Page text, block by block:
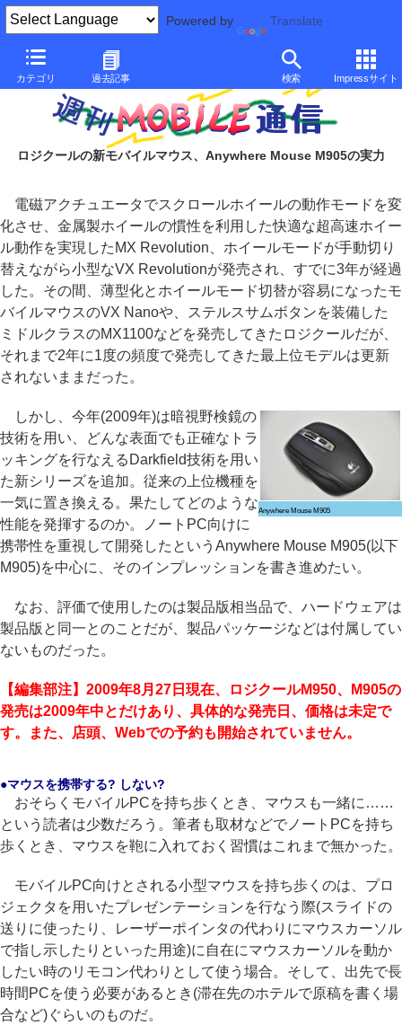
Powered by Translate
カテゴリ 過去記事 検索 Impressサイト
ロジクールの新モバイルマウス、Anywhere Mouse M905の実力
電磁アクチュエータでスクロールホイールの動作モードを変
化させ、金属製ホイールの慣性を利用した快適な超高速ホイー
ル動作を実現したMX Revolution、ホイールモードが手動切り
替えながら小型なVX Revolutionが発売され、すでに3年が経過
した。その間、薄型化とホイールモード切替が容易になったモ
バイルマウスのVX Nanoや、ステルスサムボタンを装備した
ミドルクラスのMX1100などを発売してきたロジクールだが、
それまで2年に1度の頻度で発売してきた最上位モデルは更新
されないままだった。
Anywhere Mouse M905
しかし、今年(2009年)は暗視野検鏡の
技術を用い、どんな表面でも正確なトラ
ッキングを行なえるDarkfield技術を用い
た新シリーズを追加。従来の上位機種を
一気に置き換える。果たしてどのような
性能を発揮するのか。ノートPC向けに
携帯性を重視して開発したというAnywhere Mouse M905(以下
M905)を中心に、そのインプレッションを書き進めたい。
なお、評価で使用したのは製品版相当品で、ハードウェアは
製品版と同一とのことだが、製品パッケージなどは付属してい
ないものだった。
【編集部注】2009年8月27日現在、ロジクールM950、M905の
発売は2009年中とだけあり、具体的な発売日、価格は未定で
す。また、店頭、Webでの予約も開始されていません。
●マウスを携帯する? しない?
おそらくモバイルPCを持ち歩くとき、マウスも一緒に……
という読者は少数だろう。筆者も取材などでノートPCを持ち
歩くとき、マウスを鞄に入れておく習慣はこれまで無かった。
モバイルPC向けとされる小型マウスを持ち歩くのは、プロ
ジェクタを用いたプレゼンテーションを行なう際(スライドの
送りに使ったり、レーザーポインタの代わりにマウスカーソル
で指し示したりといった用途)に自在にマウスカーソルを動か
したい時のリモコン代わりとして使う場合。そして、出先で長
時間PCを使う必要があるとき(滞在先のホテルで原稿を書く場
合など)ぐらいのものだ。